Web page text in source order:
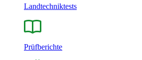
Landtechniktests
Prüfberichte